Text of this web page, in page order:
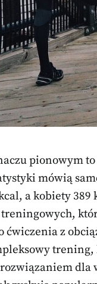
pionowym to
mówią
a kobiety
ćwiczenia z
trening,
dla